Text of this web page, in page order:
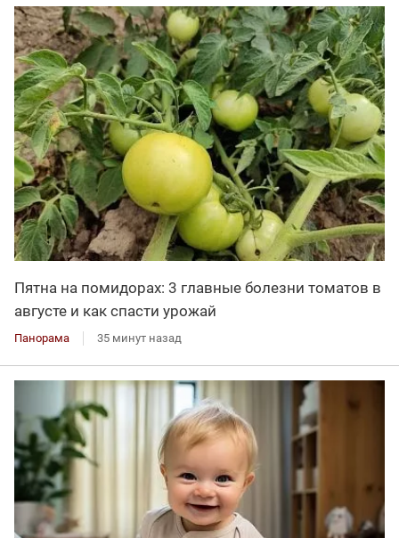
Пятна на помидорах: 3 главные болезни томатов в
августе и как спасти урожай
Панорама 35 минут назад